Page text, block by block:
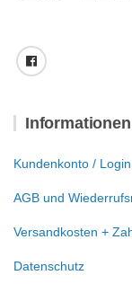
Informationen
Kundenkonto / Login
AGB und
Versandkosten +
Datenschutz